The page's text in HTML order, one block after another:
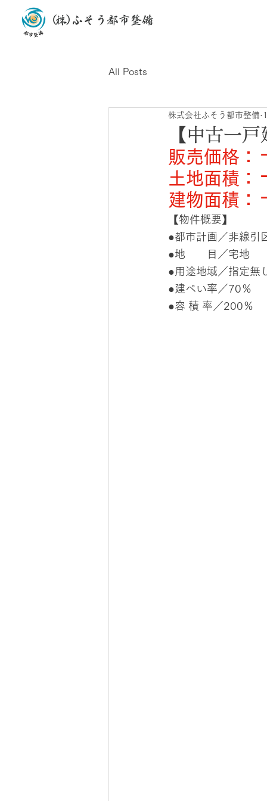
All Posts
【中古一
株式会社ふそう都市整備
販売価格：
土地面積：
建物面積：
【物件概要】
●都市計画／非線引
●地　　目／宅地
●用途地域／指定無
●建ぺい率／70％
●容 積 率／200％